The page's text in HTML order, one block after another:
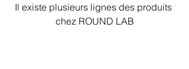
Il existe plusieurs lignes des produits
chez ROUND LAB